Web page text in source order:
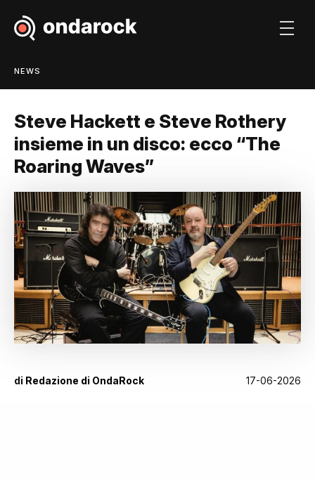
NEWS
Steve Hackett e Steve Rothery
insieme in un disco: ecco “The
Roaring Waves”
di Redazione di OndaRock 17-06-2026